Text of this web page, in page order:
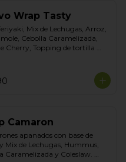
Wrap Tasty
Mix de Lechugas, Arroz,
Cebolla Caramelizada,
Cherry, Topping de tortilla
Camaron
apanados con base de
Mix de Lechugas, Hummus,
Caramelizada y Coleslaw.